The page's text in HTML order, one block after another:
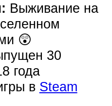
Выживание на
😲
30
года
в Steam